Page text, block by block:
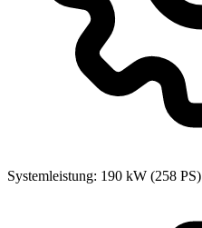
Systemleistung: 190 kW (258 PS)